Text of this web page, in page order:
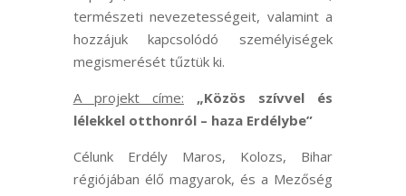
természeti nevezetességeit, valamint a
hozzájuk kapcsolódó személyiségek
megismerését tűztük ki.
A projekt címe:
„Közös szívvel és
lélekkel otthonról – haza Erdélybe”
Célunk Erdély Maros, Kolozs, Bihar
régiójában élő magyarok, és a Mezőség